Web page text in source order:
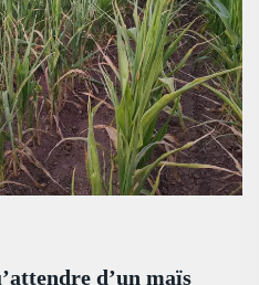
d’un maïs